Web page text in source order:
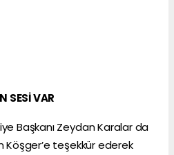
SESİ VAR
Başkanı Zeydan Karalar da
Köşger’e teşekkür ederek